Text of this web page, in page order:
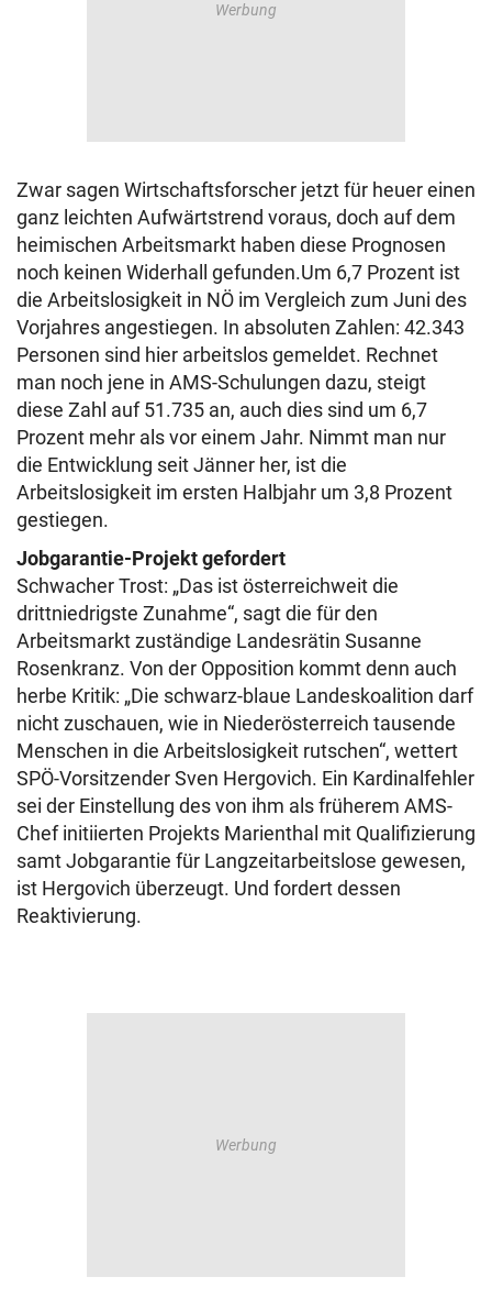
Zwar sagen Wirtschaftsforscher jetzt für heuer einen
ganz leichten Aufwärtstrend voraus, doch auf dem
heimischen Arbeitsmarkt haben diese Prognosen
noch keinen Widerhall gefunden.Um 6,7 Prozent ist
die Arbeitslosigkeit in NÖ im Vergleich zum Juni des
Vorjahres angestiegen. In absoluten Zahlen: 42.343
Personen sind hier arbeitslos gemeldet. Rechnet
man noch jene in AMS-Schulungen dazu, steigt
diese Zahl auf 51.735 an, auch dies sind um 6,7
Prozent mehr als vor einem Jahr. Nimmt man nur
die Entwicklung seit Jänner her, ist die
Arbeitslosigkeit im ersten Halbjahr um 3,8 Prozent
gestiegen.
Jobgarantie-Projekt gefordert
Schwacher Trost: „Das ist österreichweit die
drittniedrigste Zunahme“, sagt die für den
Arbeitsmarkt zuständige Landesrätin Susanne
Rosenkranz. Von der Opposition kommt denn auch
herbe Kritik: „Die schwarz-blaue Landeskoalition darf
nicht zuschauen, wie in Niederösterreich tausende
Menschen in die Arbeitslosigkeit rutschen“, wettert
SPÖ-Vorsitzender Sven Hergovich. Ein Kardinalfehler
sei der Einstellung des von ihm als früherem AMS-
Chef initiierten Projekts Marienthal mit Qualifizierung
samt Jobgarantie für Langzeitarbeitslose gewesen,
ist Hergovich überzeugt. Und fordert dessen
Reaktivierung.